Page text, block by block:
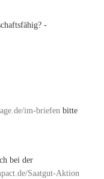
-
im-briefen bitte
bei der
Saatgut-Aktion